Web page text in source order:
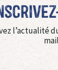
l’actualité